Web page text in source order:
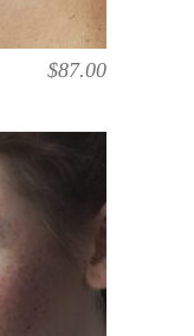
$87.00